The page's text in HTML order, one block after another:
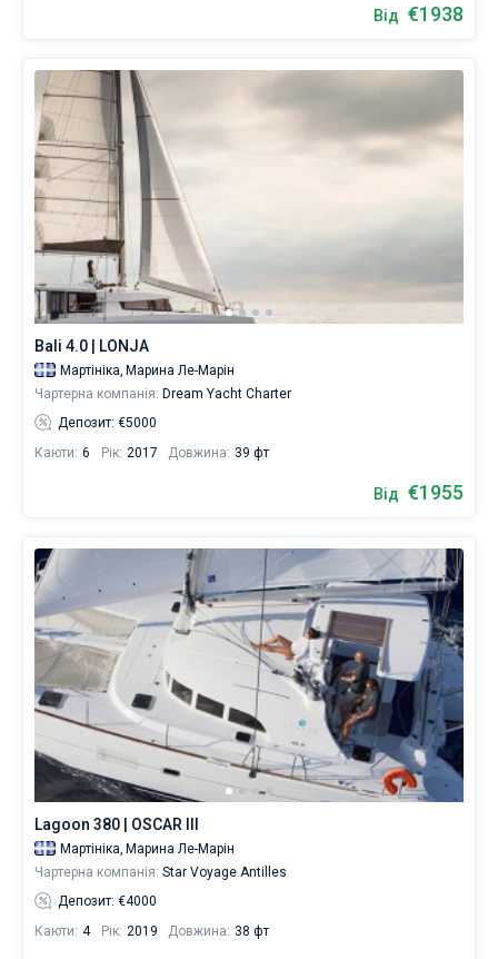
Від €1938
Bali 4.0 | LONJA
Мартініка, Марина Ле-Марін
Чартерна компанія: Dream Yacht Charter
Депозит: €5000
Каюти: 6 Рік: 2017 Довжина: 39 фт
Від €1955
Lagoon 380 | OSCAR III
Мартініка, Марина Ле-Марін
Чартерна компанія: Star Voyage Antilles
Депозит: €4000
Каюти: 4 Рік: 2019 Довжина: 38 фт